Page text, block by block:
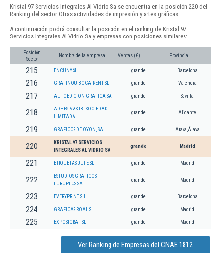
Kristal 97 Servicios Integrales Al Vidrio Sa se encuentra en la posición 220 del
Ranking del sector Otras actividades de impresión y artes gráficas.
A continuación podrá consultar la posición en el ranking de Kristal 97
Servicios Integrales Al Vidrio Sa y empresas con posiciones similares:
Posición
Sector
Nombre de la empresa Ventas (€) Provincia
215 ENCUNY SL grande Barcelona
216 GRAFINOU BOCAIRENT SL grande Valencia
217 AUTOEDICION GRAFICA SA grande Sevilla
218
ADHESIVAS IBI SOCIEDAD
LIMITADA
grande Alicante
219 GRAFICOS DE OYON, SA grande Arava,Álava
220
KRISTAL 97 SERVICIOS
INTEGRALES AL VIDRIO SA
grande Madrid
221 ETIQUETAS JUFE SL grande Madrid
222
ESTUDIOS GRAFICOS
EUROPEOS SA
grande Madrid
223 EVERYPRINT S.L. grande Barcelona
224 GRAFICAS ROAL SL grande Madrid
225 EXPOSIGRAF SL grande Madrid
Ver Ranking de Empresas del CNAE 1812